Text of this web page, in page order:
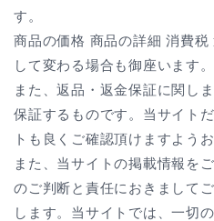
す。
商品の価格 商品の詳細 消費税
して変わる場合も御座います。
また、返品・返金保証に関し
保証するものです。当サイト
トも良くご確認頂けますよう
また、当サイトの掲載情報を
のご判断と責任におきまして
します。当サイトでは、一切